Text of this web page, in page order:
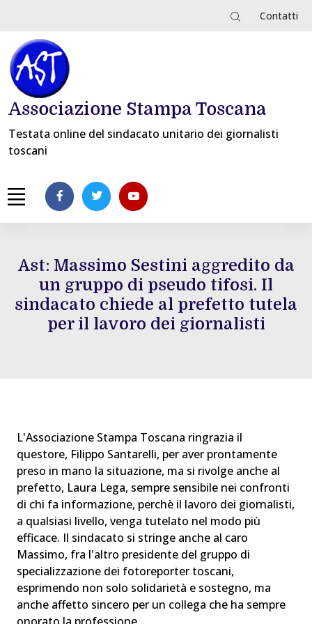
Contatti
Associazione Stampa Toscana
Testata online del sindacato unitario dei giornalisti
toscani
Ast: Massimo Sestini aggredito da
un gruppo di pseudo tifosi. Il
sindacato chiede al prefetto tutela
per il lavoro dei giornalisti
L'Associazione Stampa Toscana ringrazia il
questore, Filippo Santarelli, per aver prontamente
preso in mano la situazione, ma si rivolge anche al
prefetto, Laura Lega, sempre sensibile nei confronti
di chi fa informazione, perchè il lavoro dei giornalisti,
a qualsiasi livello, venga tutelato nel modo più
efficace. Il sindacato si stringe anche al caro
Massimo, fra l'altro presidente del gruppo di
specializzazione dei fotoreporter toscani,
esprimendo non solo solidarietà e sostegno, ma
anche affetto sincero per un collega che ha sempre